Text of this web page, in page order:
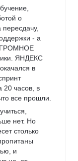
о
пересдачу,
- а
ЯНДЕКС
в
20 часов, в
все прошли.
нет. Но
столько
и